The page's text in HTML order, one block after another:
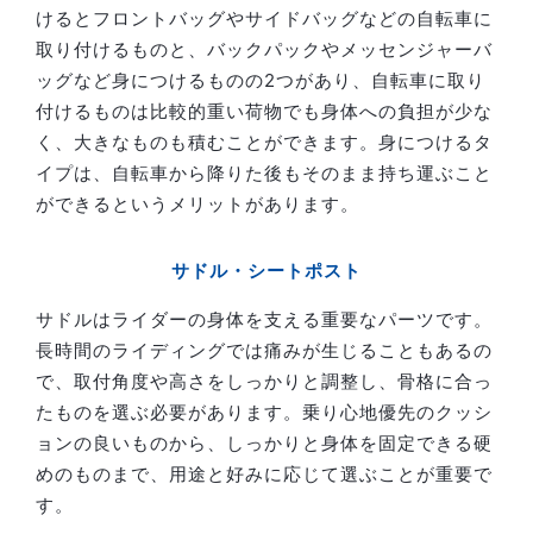
けるとフロントバッグやサイドバッグなどの自転車に
取り付けるものと、バックパックやメッセンジャーバ
ッグなど身につけるものの2つがあり、自転車に取り
付けるものは比較的重い荷物でも身体への負担が少な
く、大きなものも積むことができます。身につけるタ
イプは、自転車から降りた後もそのまま持ち運ぶこと
ができるというメリットがあります。
サドル・シートポスト
サドルはライダーの身体を支える重要なパーツです。
長時間のライディングでは痛みが生じることもあるの
で、取付角度や高さをしっかりと調整し、骨格に合っ
たものを選ぶ必要があります。乗り心地優先のクッシ
ョンの良いものから、しっかりと身体を固定できる硬
めのものまで、用途と好みに応じて選ぶことが重要で
す。